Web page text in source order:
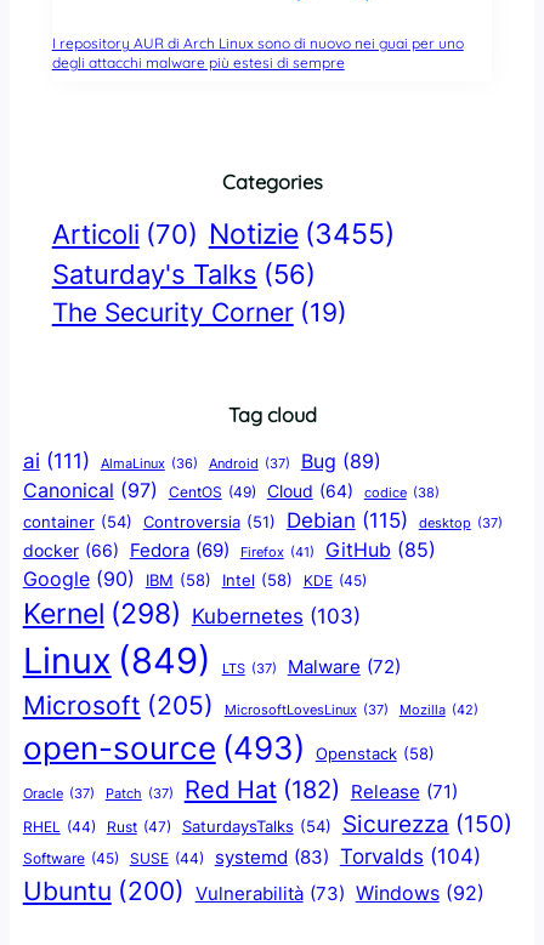
I repository AUR di Arch Linux sono di nuovo nei guai per uno
degli attacchi malware più estesi di sempre
Categories
Articoli (70) Notizie (3455)
Saturday's Talks (56)
The Security Corner (19)
Tag cloud
ai (111) AlmaLinux (36) Android (37) Bug (89)
Canonical (97) CentOS (49) Cloud (64) codice (38)
container (54) Controversia (51) Debian (115) desktop (37)
docker (66) Fedora (69) Firefox (41) GitHub (85)
Google (90) IBM (58) Intel (58) KDE (45)
Kernel (298) Kubernetes (103)
Linux (849) LTS (37) Malware (72)
Microsoft (205) MicrosoftLovesLinux (37) Mozilla (42)
open-source (493) Openstack (58)
Oracle (37) Patch (37) Red Hat (182) Release (71)
RHEL (44) Rust (47) SaturdaysTalks (54) Sicurezza (150)
Software (45) SUSE (44) systemd (83) Torvalds (104)
Ubuntu (200) Vulnerabilità (73) Windows (92)